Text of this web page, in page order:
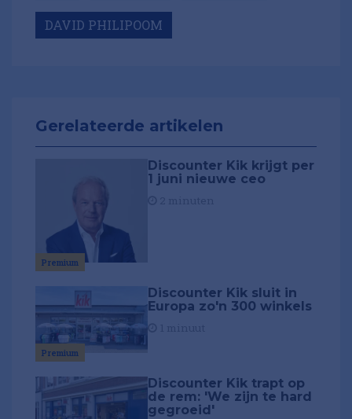
DAVID PHILIPOOM
Gerelateerde artikelen
Premium
Discounter Kik krijgt per
1 juni nieuwe ceo
Premium
Discounter Kik sluit in
Europa zo'n 300 winkels
Discounter Kik trapt op
de rem: 'We zijn te hard
gegroeid'